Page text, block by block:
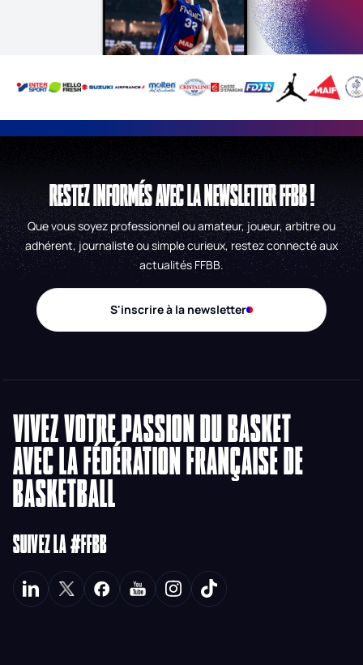
RESTEZ INFORMÉS AVEC LA NEWSLETTER FFBB !
Que vous soyez professionnel ou amateur, joueur, arbitre ou
adhérent, journaliste ou simple curieux, restez connecté aux
actualités FFBB.
S'inscrire à la newsletter
VIVEZ VOTRE PASSION DU BASKET
AVEC LA FÉDÉRATION FRANÇAISE DE
BASKETBALL
SUIVEZ LA #FFBB